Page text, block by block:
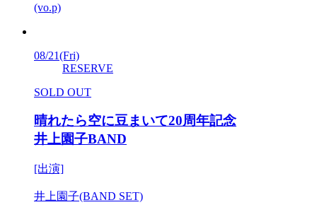
(vo.p)
08/21(Fri)
RESERVE
SOLD OUT
晴れたら空に豆まいて20周年記念
井上園子BAND
[出演]
井上園子(BAND SET)